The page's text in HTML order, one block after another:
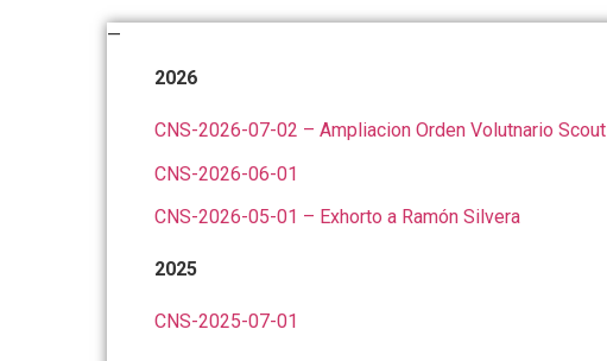
—
2026
CNS-2026-07-02 – Ampliacion Orden Volutnario Scout
CNS-2026-06-01
CNS-2026-05-01 – Exhorto a Ramón Silvera
2025
CNS-2025-07-01